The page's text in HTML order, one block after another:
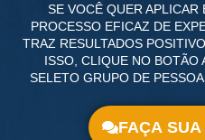
SE VOCÊ QUER
PROCESSO EFICAZ DE
TRAZ RESULTADOS
ISSO, CLIQUE NO BOTÃO
SELETO GRUPO DE
FAÇA